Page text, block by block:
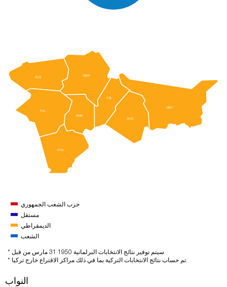
MER
DYN
DBY
ELŞ
HMR
PTN
TŞL
TTK
حزب الشعب الجمهوري
مستقل
الديمقراطي
الشعب
* سيتم توفير نتائج الانتخابات البرلمانية 1950 31 مارس من قبل
* تم حساب نتائج الانتخابات التركية بما في ذلك مراكز الاقتراع خارج تركيا.
النواب